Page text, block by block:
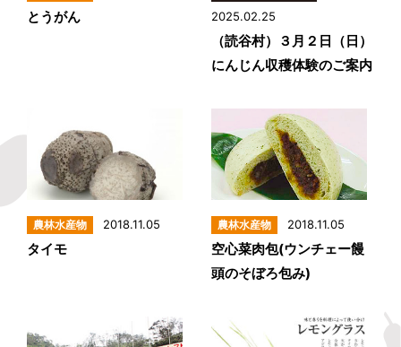
とうがん 2025.02.25
（読谷村）３月２日（日）
にんじん収穫体験のご案内
2018.11.05
タイモ
2018.11.05
空心菜肉包(ウンチェー饅
頭のそぼろ包み)